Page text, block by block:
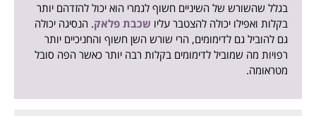
בגלל שהשורש של השיניים חשוף לגמרי הוא יכול להזדהם יותר
בקלות ואפילו יכולה להצטבר עליו שכבת פלאק. הנסיגה יכולה
גם להוביל גם לדימומים, הרי שורש השן חשוף והחניכיים יותר
רפויות מה שמוביל לדימומים בקלות רבה יותר כאשר הפה סובל
מטראומה.